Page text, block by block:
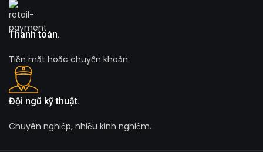
Thanh toán.
Tiền mặt hoặc chuyển khoản.
Đội ngũ kỹ thuật.
Chuyên nghiệp, nhiều kinh nghiệm.